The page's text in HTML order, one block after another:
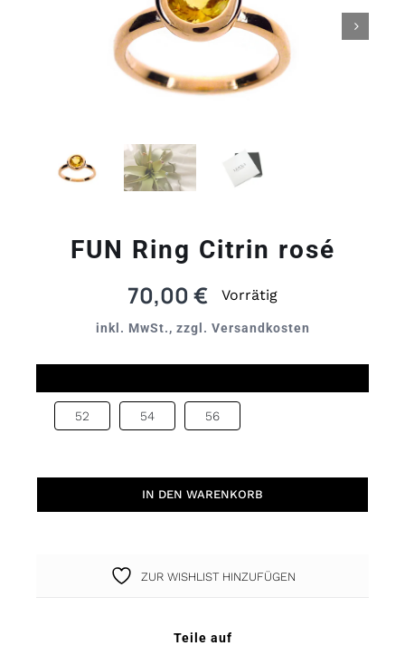

FUN Ring Citrin rosé
70,00 € Vorrätig
inkl. MwSt., zzgl. Versandkosten
52 54 56
Ring
Menge
IN DEN WARENKORB
ZUR WISHLIST HINZUFÜGEN
Teile auf